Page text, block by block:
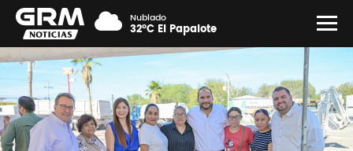
Nublado
32°C El Papalote